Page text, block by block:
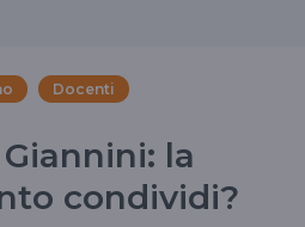
Docenti
la
condividi?